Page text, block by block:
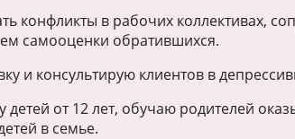
конфликты в рабочих коллективах,
самооценки обратившихся.
и консультирую клиентов в
детей от 12 лет, обучаю родителей
в семье.